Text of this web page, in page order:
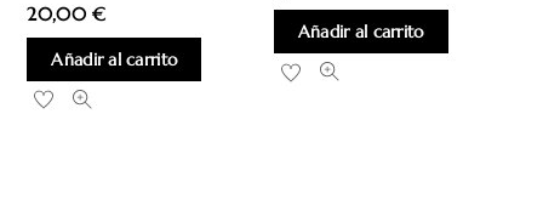
20,00€
Añadir al carrito
Añadir al carrito